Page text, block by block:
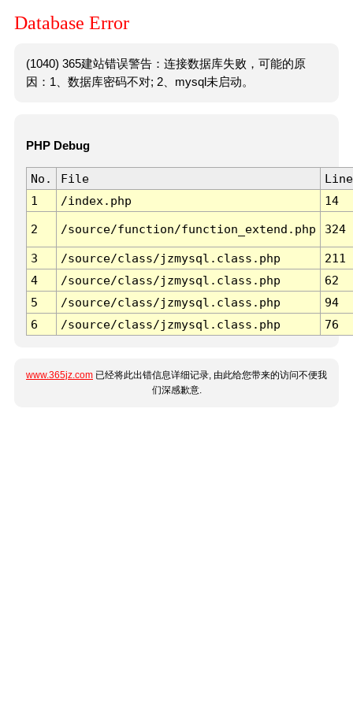
Database Error
(1040) 365建站错误警告：连接数据库失败，可能的原
因：1、数据库密码不对; 2、mysql未启动。
PHP Debug
No. File
Line
1
/index.php 14
2 /source/function/function_extend.php 324
3 /source/class/jzmysql.class.php
211
4
/source/class/jzmysql.class.php
62
5
/source/class/jzmysql.class.php
94
6
/source/class/jzmysql.class.php 76
www.365jz.com 已经将此出错信息详细记录, 由此给您带来的访问不便我
们深感歉意.